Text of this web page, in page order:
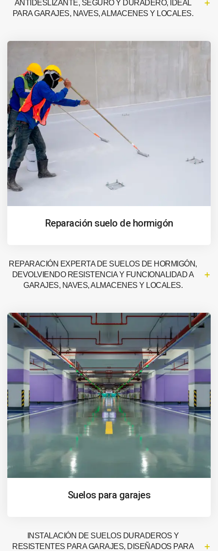
ANTIDESLIZANTE, SEGURO Y DURADERO, IDEAL
PARA GARAJES, NAVES, ALMACENES Y LOCALES.
Reparación suelo de hormigón
REPARACIÓN EXPERTA DE SUELOS DE HORMIGÓN,
DEVOLVIENDO RESISTENCIA Y FUNCIONALIDAD A
GARAJES, NAVES, ALMACENES Y LOCALES.
Suelos para garajes
INSTALACIÓN DE SUELOS DURADEROS Y
RESISTENTES PARA GARAJES, DISEÑADOS PARA